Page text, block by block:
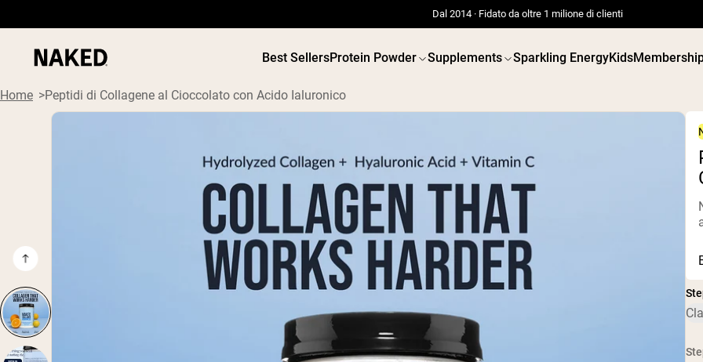
Dal 2014 · Fidato da oltre 1 milione di clienti
Best SellersProtein Powder Supplements Sparkling EnergyKids
”Vegan protein“
”Collagen“
”Micellar Casein“
PROTEIN POWDERS Best Seller
Siero di latte da bovini
alimentati a erba
Isolato di siero di latte
da bovini alimentati a
erba
Polvere di proteine di
Caseina micellare
Incrementatore di
massa
Caffè Proteico
VEGAN PROTEIN
Polvere
Frullati
Shop All
Home Peptidi di Collagene al Cioccolato con Acido Ialuronico